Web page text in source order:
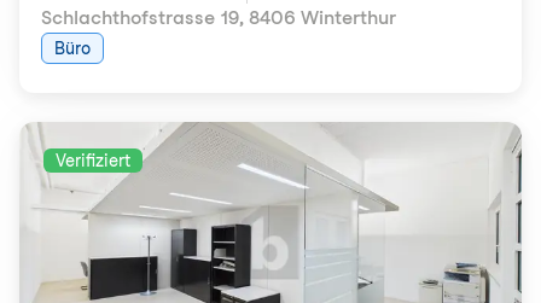
Schlachthofstrasse 19, 8406 Winterthur
Büro
Verifiziert